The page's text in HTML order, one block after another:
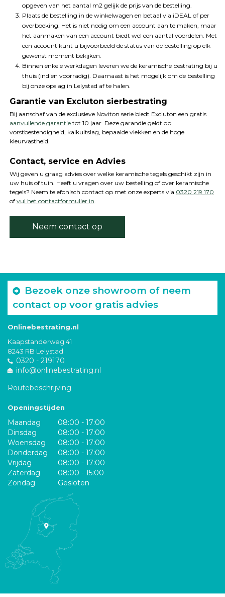
opgeven van het aantal m2 gelijk de prijs van de bestelling.
Plaats de bestelling in de winkelwagen en betaal via iDEAL of per
overboeking. Het is niet nodig om een account aan te maken, maar
het aanmaken van een account biedt wel een aantal voordelen. Met
een account kunt u bijvoorbeeld de status van de bestelling op elk
gewenst moment bekijken.
Binnen enkele werkdagen leveren we de keramische bestrating bij u
thuis (indien voorradig). Daarnaast is het mogelijk om de bestelling
bij onze opslag in Lelystad af te halen.
Garantie van Excluton sierbestrating
Bij aanschaf van de exclusieve Noviton serie biedt Excluton een gratis
aanvullende garantietot 10 jaar. Deze garandie geldt op
vorstbestendigheid, kalkuitslag, bepaalde vlekken en de hoge
kleurvastheid.
Contact, service en Advies
Wij geven u graag advies over welke keramische tegels geschikt zijn in
uw huis of tuin. Heeft u vragen over uw bestelling of over keramische
tegels? Neem telefonisch contact op met onze experts via 0320 219 170
of vul het contactformulier in.
Neem contact op
Bezoek onze showroom of neem
contact op voor gratis advies
Onlinebestrating.nl
Kaapstanderweg 41
8243 RB Lelystad
0320 - 219170
info@onlinebestrating.nl
Routebeschrijving
Openingstijden
Maandag
08:00 - 17:00
Dinsdag
08:00 - 17:00
Woensdag
08:00 - 17:00
Donderdag
08:00 - 17:00
Vrijdag
08:00 - 17:00
Zaterdag
08:00 - 15:00
Zondag
Gesloten